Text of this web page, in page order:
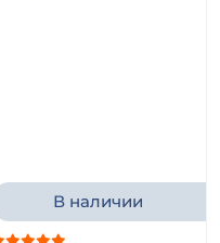
В наличии